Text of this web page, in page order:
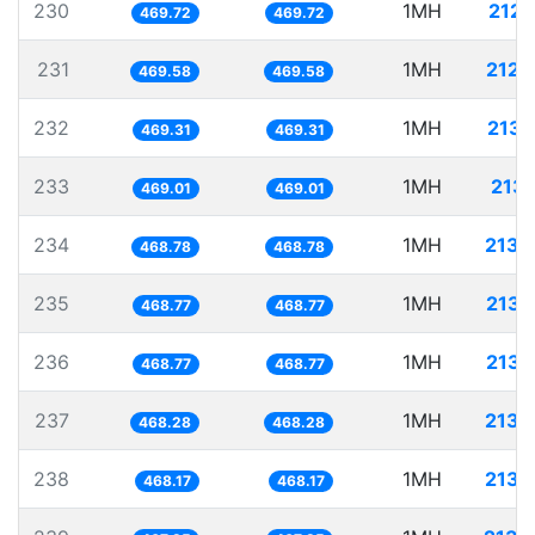
230 469.72 469.72 1MH
231 469.58 469.58 1MH
232 469.31 469.31 1MH
233 469.01 469.01 1MH
234 468.78 468.78 1MH
235 468.77 468.77 1MH
236 468.77 468.77 1MH
237 468.28 468.28 1MH
238 468.17 468.17 1MH